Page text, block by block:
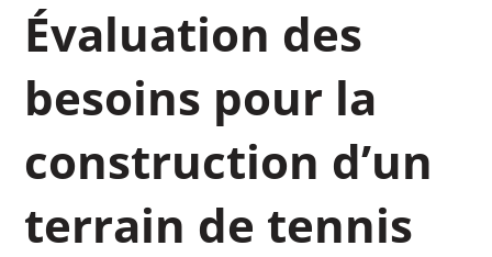
Évaluation des
besoins pour la
construction d’un
terrain de tennis